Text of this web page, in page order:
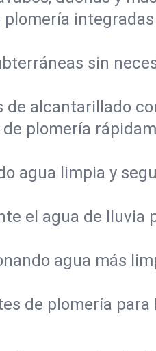
plomería
sin
de alcantarillado
plomería
agua limpia y
el agua de
agua más
de plomería